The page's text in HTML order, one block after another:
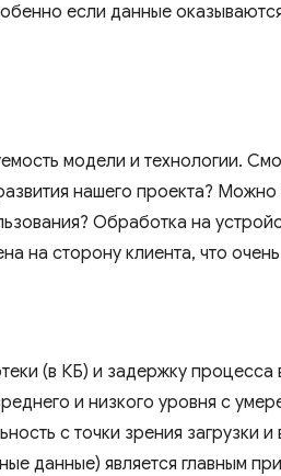
если данные
модели и технологии.
нашего проекта?
Обработка на
​​на сторону клиента, что
(в КБ) и задержку
и низкого уровня с
с точки зрения загрузки
данные) является главным